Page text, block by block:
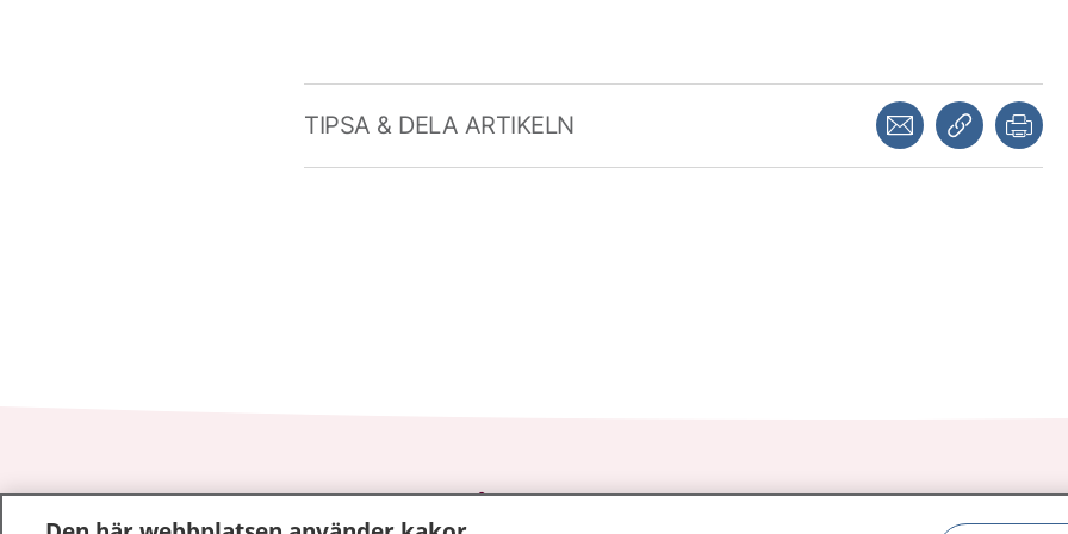
TIPSA & DELA ARTIKELN Dela via mejlKopiera länk
1177–tryggt om din hälsa och vård